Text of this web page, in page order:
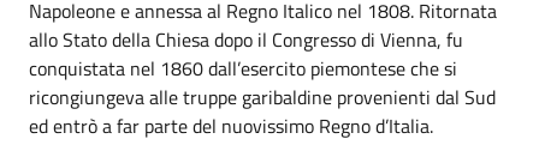
Napoleone e annessa al Regno Italico nel 1808. Ritornata
allo Stato della Chiesa dopo il Congresso di Vienna, fu
conquistata nel 1860 dall’esercito piemontese che si
ricongiungeva alle truppe garibaldine provenienti dal Sud
ed entrò a far parte del nuovissimo Regno d’Italia.